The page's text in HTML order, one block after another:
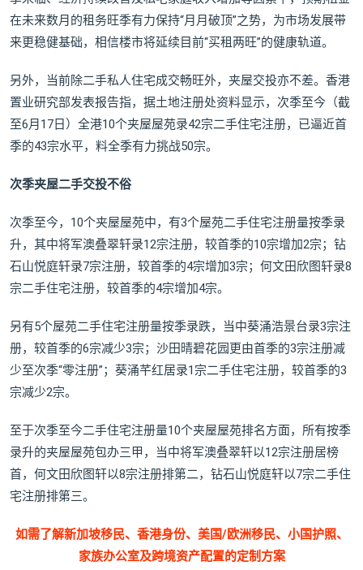
在未来数月的租务旺季有力保持“月月破顶”之势，为市场发展带
来更稳健基础，相信楼市将延续目前“买租两旺”的健康轨道。
另外，当前除二手私人住宅成交畅旺外，夹屋交投亦不差。香港
置业研究部发表报告指，据土地注册处资料显示，次季至今（截
至6月17日）全港10个夹屋屋苑录42宗二手住宅注册，已逼近首
季的43宗水平，料全季有力挑战50宗。
次季夹屋二手交投不俗
次季至今，10个夹屋屋苑中，有3个屋苑二手住宅注册量按季录
升，其中将军澳叠翠轩录12宗注册，较首季的10宗增加2宗；钻
石山悦庭轩录7宗注册，较首季的4宗增加3宗；何文田欣图轩录8
宗二手住宅注册，较首季的4宗增加4宗。
另有5个屋苑二手住宅注册量按季录跌，当中葵涌浩景台录3宗注
册，较首季的6宗减少3宗；沙田晴碧花园更由首季的3宗注册减
少至次季“零注册”；葵涌芊红居录1宗二手住宅注册，较首季的3
宗减少2宗。
至于次季至今二手住宅注册量10个夹屋屋苑排名方面，所有按季
录升的夹屋屋苑包办三甲，当中将军澳叠翠轩以12宗注册居榜
首，何文田欣图轩以8宗注册排第二，钻石山悦庭轩以7宗二手住
宅注册排第三。
如需了解新加坡移民、香港身份、美国/欧洲移民、小国护照、
家族办公室及跨境资产配置的定制方案